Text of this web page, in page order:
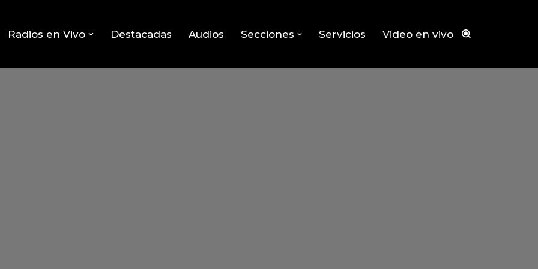
Radios en Vivo Destacadas Audios Secciones Servicios Video en vivo